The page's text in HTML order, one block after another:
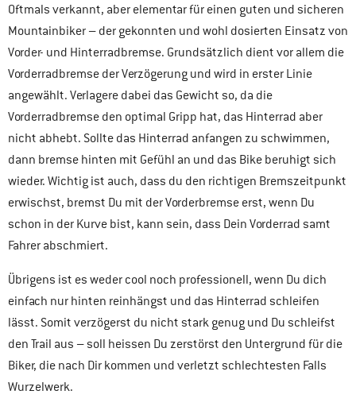
Oftmals verkannt, aber elementar für einen guten und sicheren
Mountainbiker – der gekonnten und wohl dosierten Einsatz von
Vorder- und Hinterradbremse. Grundsätzlich dient vor allem die
Vorderradbremse der Verzögerung und wird in erster Linie
angewählt. Verlagere dabei das Gewicht so, da die
Vorderradbremse den optimal Gripp hat, das Hinterrad aber
nicht abhebt. Sollte das Hinterrad anfangen zu schwimmen,
dann bremse hinten mit Gefühl an und das Bike beruhigt sich
wieder. Wichtig ist auch, dass du den richtigen Bremszeitpunkt
erwischst, bremst Du mit der Vorderbremse erst, wenn Du
schon in der Kurve bist, kann sein, dass Dein Vorderrad samt
Fahrer abschmiert.
Übrigens ist es weder cool noch professionell, wenn Du dich
einfach nur hinten reinhängst und das Hinterrad schleifen
lässt. Somit verzögerst du nicht stark genug und Du schleifst
den Trail aus – soll heissen Du zerstörst den Untergrund für die
Biker, die nach Dir kommen und verletzt schlechtesten Falls
Wurzelwerk.